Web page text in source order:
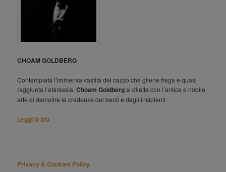
CHOAM GOLDBERG
Contemplata l’immensa vastità del cazzo che gliene frega e quasi
raggiunta l’atarassìa,Choam Goldbergsi diletta con l’antica e nobile
arte di demolire le credenze dei beoti e degli insipienti.
Leggi la bio
Privacy & Cookies Policy